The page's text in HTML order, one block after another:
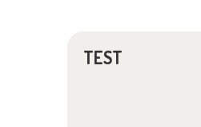
TEST